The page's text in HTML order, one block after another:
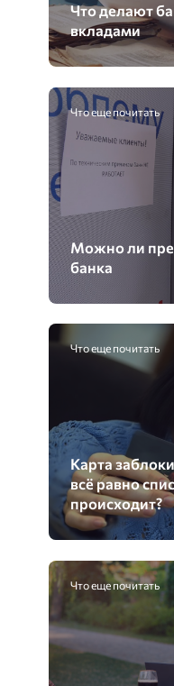
Что делают
вкладами
Что еще почитать
Можно ли
банка
Что еще почитать
Карта
всё равно
происходит?
Что еще почитать